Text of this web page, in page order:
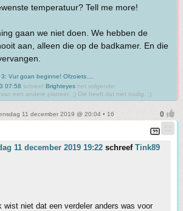
temperatuur? Tell me more!
gaan we niet doen. We hebben de
aan, alleen die op de badkamer. En die
Vur goan beginne! Ofzoiets....
07:58 schreef Brighteyes het volgende:
een andere planeet. ;) Die heeft dat niet nodig. ;)
11 december 2019 @ 20:04 • 16
11 december 2019 19:22 schreef Tink89
wist niet dat een verdeler anders was voor